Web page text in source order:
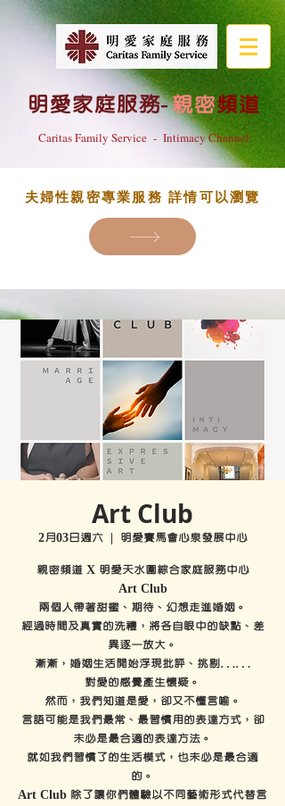
明愛家庭服務-親密頻道
Caritas Family Service - Intimacy Channel
夫婦性親密專業服務 詳情可以瀏覽
Art Club
2月03日週六
  |
明愛賽馬會心泉發展中心
親密頻道 X 明愛天水圍綜合家庭服務中心
Art Club
兩個人帶著甜蜜、期待、幻想走進婚姻。
經過時間及真實的洗禮，將各自眼中的缺點、差
異逐一放大。
漸漸，婚姻生活開始浮現批評、挑剔……
對愛的感覺產生懷疑。
然而，我們知道是愛，卻又不懂言喻。
言語可能是我們最常、最習慣用的表達方式，卻
未必是最合適的表達方法。
就如我們習慣了的生活模式，也未必是最合適
的。
Art Club 除了讓你們體驗以不同藝術形式代替言